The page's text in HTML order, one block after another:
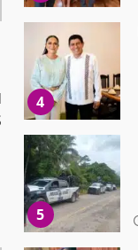
4
5